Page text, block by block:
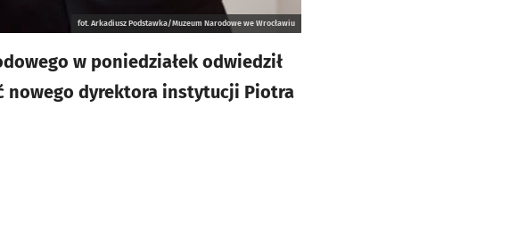
fot. Arkadiusz Podstawka/Muzeum Narodowe we Wrocławiu
w poniedziałek odwiedził
nowego dyrektora instytucji Piotra